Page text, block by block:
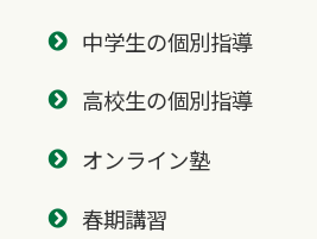
中学生の個別指導
高校生の個別指導
オンライン塾
春期講習